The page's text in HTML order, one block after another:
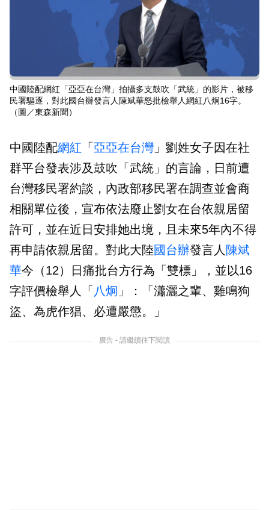
中國陸配網紅「亞亞在台灣」拍攝多支鼓吹「武統」的影片，被移
民署驅逐，對此國台辦發言人陳斌華怒批檢舉人網紅八炯16字。
（圖／東森新聞）
中國陸配網紅 「 亞亞在台灣 」劉姓女子因在社
群平台發表涉及鼓吹「武統」的言論，日前遭
台灣移民署約談，內政部移民署在調查並會商
相關單位後，宣布依法廢止劉女在台依親居留
許可，並在近日安排她出境，且未來5年內不得
再申請依親居留。對此大陸國台辦發言人 陳斌
華今（12）日痛批台方行為「雙標」，並以16
字評價檢舉人「 八炯 」：「瀟灑之輩、雞鳴狗
盜、為虎作猖、必遭嚴懲。」
廣告 - 請繼續往下閱讀